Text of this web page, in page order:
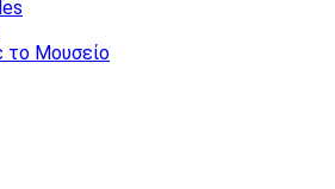
το Μουσείο